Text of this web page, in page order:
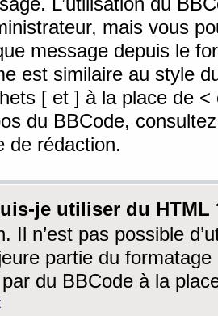
mais vous
message depuis le
est similaire au style
[ et ] à la place de <
du BBCode,
de rédaction.
je utiliser du HTML
Il n’est pas possible
partie du
du BBCode à la